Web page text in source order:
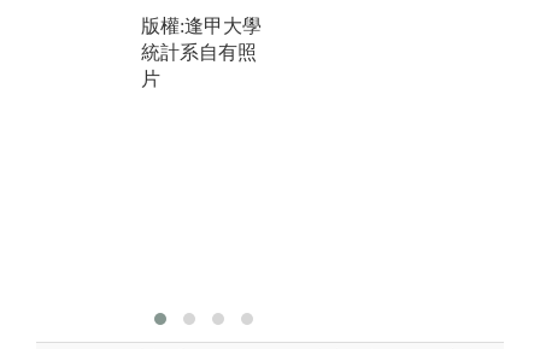
版權:逢甲大學
統計系自有照
片